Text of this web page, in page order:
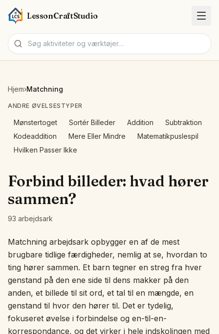
LessonCraftStudio
Aktiviteter
Værktøjer
Sprog
Sprog: Dansk
Log ind
Tilmeld
Hjem›Matchning
ANDRE ØVELSESTYPER
Mønstertoget Sortér Billeder Addition
Subtraktion
Kodeaddition
Mere Eller Mindre
Matematikpuslespil
Hvilken Passer Ikke
Forbind billeder: hvad hører
sammen?
93 arbejdsark
Matchning arbejdsark opbygger en af de mest
brugbare tidlige færdigheder, nemlig at se, hvordan to
ting hører sammen. Et barn tegner en streg fra hver
genstand på den ene side til dens makker på den
anden, et billede til sit ord, et tal til en mængde, en
genstand til hvor den hører til. Det er tydelig,
fokuseret øvelse i forbindelse og en-til-en-
korrespondance, og det virker i hele indskolingen med